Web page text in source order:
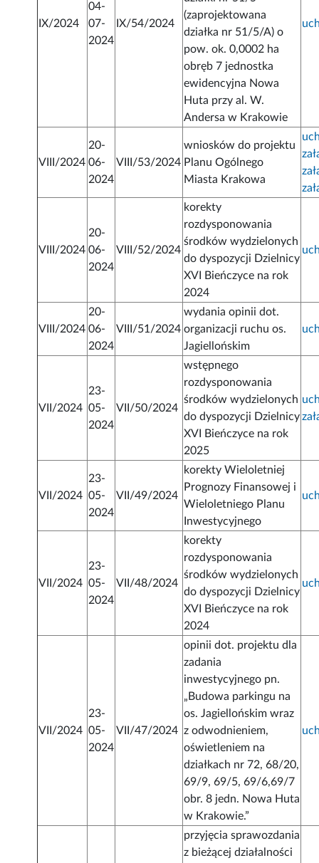
IX/2024
04-
07-
2024
IX/54/2024
(zaprojektowana
działka nr 51/5/A) o
pow. ok. 0,0002 ha
obręb 7 jednostka
ewidencyjna Nowa
Huta przy al. W.
Andersa w Krakowie
VIII/2024
20-
06-
2024
VIII/53/2024
wniosków do projektu
Planu Ogólnego
Miasta Krakowa
VIII/2024
20-
06-
2024
VIII/52/2024
korekty
rozdysponowania
środków wydzielonych
do dyspozycji Dzielnicy
XVI Bieńczyce na rok
2024
VIII/2024
20-
06-
2024
VIII/51/2024
wydania opinii dot.
organizacji ruchu os.
Jagiellońskim
VII/2024
23-
05-
2024
VII/50/2024
wstępnego
rozdysponowania
środków wydzielonych
do dyspozycji Dzielnicy
XVI Bieńczyce na rok
2025
VII/2024
23-
05-
2024
VII/49/2024
korekty Wieloletniej
Prognozy Finansowej i
Wieloletniego Planu
Inwestycyjnego
VII/2024
23-
05-
2024
VII/48/2024
korekty
rozdysponowania
środków wydzielonych
do dyspozycji Dzielnicy
XVI Bieńczyce na rok
2024
VII/2024
23-
05-
2024
VII/47/2024
opinii dot. projektu dla
zadania
inwestycyjnego pn.
„Budowa parkingu na
os. Jagiellońskim wraz
z odwodnieniem,
oświetleniem na
działkach nr 72, 68/20,
69/9, 69/5, 69/6,69/7
obr. 8 jedn. Nowa Huta
w Krakowie.”
przyjęcia sprawozdania
z bieżącej działalności